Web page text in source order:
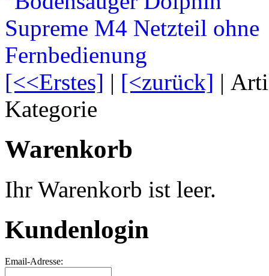
[<<Erstes] | [<zurück] |
Kategorie
Warenkorb
Ihr Warenkorb ist leer.
Kundenlogin
Email-Adresse: